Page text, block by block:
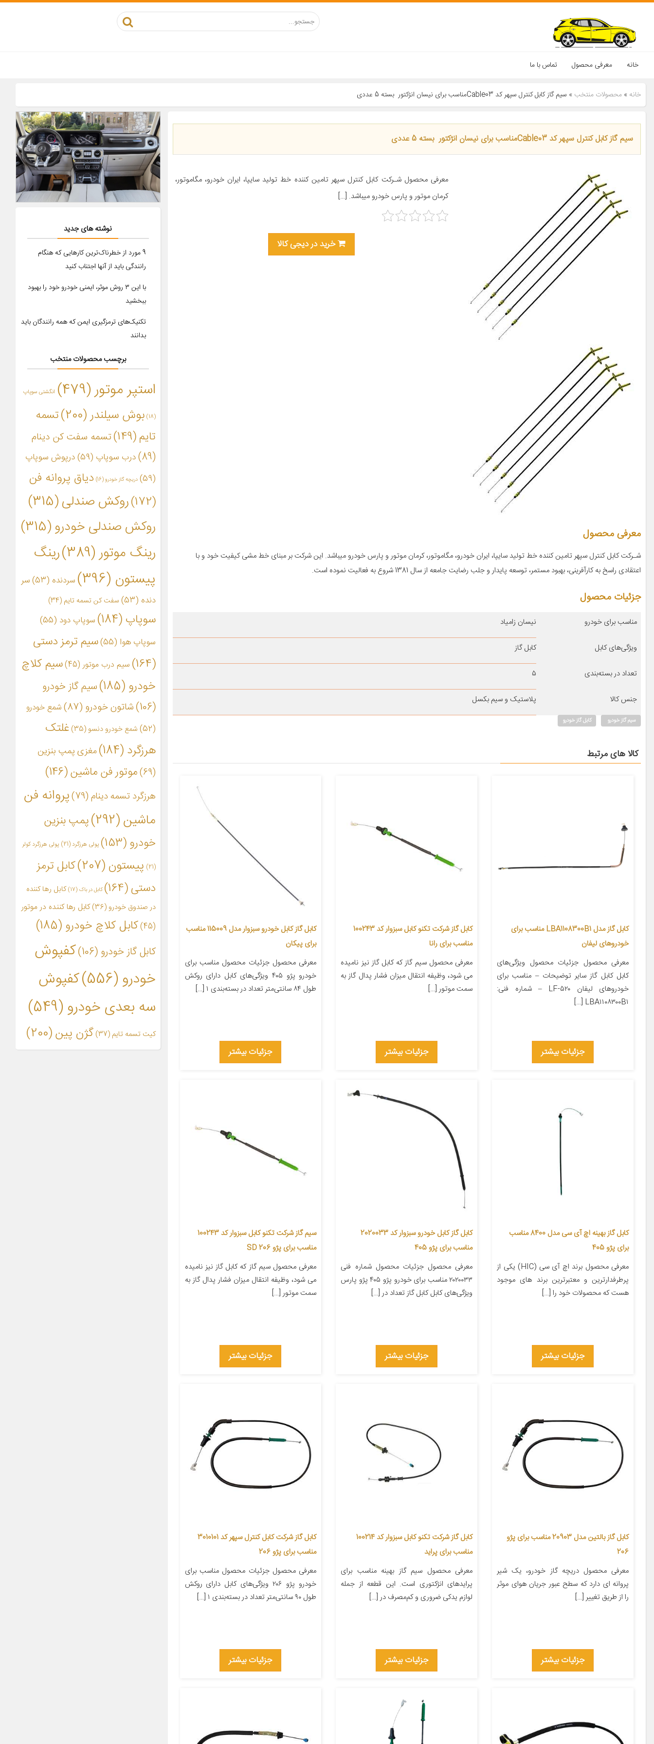
خانه معرفی محصول تماس با ما
خانه » محصولات منتخب » سیم گاز کابل کنترل سپهر کد Cable03مناسب برای نیسان انژکتور بسته 5 عددی
سیم گاز کابل کنترل سپهر کد Cable03مناسب برای نیسان انژکتور بسته 5 عددی
معرفی محصول شـرکت کابل کنترل سپهر تامین کننده خط تولید سایپا، ایران خودرو، مگاموتور،
کرمان موتور و پارس خودرو میباشد. […]
خرید در دیجی کالا
معرفی محصول
شـرکت کابل کنترل سپهر تامین کننده خط تولید سایپا، ایران خودرو، مگاموتور، کرمان موتور و پارس خودرو میباشد. این شرکت بر مبنای خط مشی کیفیت خود و با
اعتقادی راسخ به کارآفرینی، بهبود مستمر، توسعه پایدار و جلب رضایت جامعه از سال 1381 شروع به فعالیت نموده است.
جزئیات محصول
مناسب برای خودرو نیسان زامیاد
ویژگی‌های کابل کابل گاز
تعداد در بسته‌بندی ۵
جنس کالا پلاستیک و سیم بکسل
سیم گاز خودرو کابل گاز خودرو
کالا های مرتبط
کابل گاز مدل LBA1108300B1 مناسب برای
خودروهای لیفان
معرفی محصول جزئیات محصول ویژگی‌های
کابل کابل گاز سایر توضیحات – مناسب برای
خودروهای لیفان LF-۵۲۰ – شماره فنی:
LBA۱۱۰۸۳۰۰B۱ […]
جزئیات بیشتر
کابل گاز شرکت تکنو کابل سبزوار کد 100243
مناسب برای رانا
معرفی محصول سیم گاز که کابل گاز نیز نامیده
می شود، وظیفه انتقال میزان فشار پدال گاز به
سمت موتور […]
جزئیات بیشتر
کابل گاز کابل خودرو سبزوار مدل 115009 مناسب
برای پیکان
معرفی محصول جزئیات محصول مناسب برای
خودرو پژو ۴۰۵ ویژگی‌های کابل دارای روکش
طول ۸۴ سانتی‌متر تعداد در بسته‌بندی ۱ […]
جزئیات بیشتر
کابل گاز بهینه اچ آی سی مدل 8400 مناسب
برای پژو 405
معرفی محصول برند اچ آی سی (HIC) یکی از
پرطرفدارترین و معتبرترین برند های موجود
هست که محصولات خود را […]
جزئیات بیشتر
کابل گاز کابل خودرو سبزوار کد 2020033
مناسب برای پژو 405
معرفی محصول جزئیات محصول شماره فنی
۲۰۲۰۰۳۳ مناسب برای خودرو پژو ۴۰۵ پژو پارس
ویژگی‌های کابل کابل گاز تعداد در […]
جزئیات بیشتر
سیم گاز شرکت تکنو کابل سبزوار کد 100243
مناسب برای پژو 206 SD
معرفی محصول سیم گاز که کابل گاز نیز نامیده
می شود، وظیفه انتقال میزان فشار پدال گاز به
سمت موتور […]
جزئیات بیشتر
کابل گاز بالتین مدل 20903 مناسب برای پژو
206
معرفی محصول دریچه گاز خودرو، یک شیر
پروانه ای دارد که سطح عبور جریان هوای موثر
را از طریق تغییر […]
جزئیات بیشتر
کابل گاز شرکت تکنو کابل سبزوار کد 100214
مناسب برای پراید
معرفی محصول سیم گاز بهینه مناسب برای
پرایدهای انژکتوری است. این قطعه از جمله
لوازم یدکی ضروری و کم‌مصرف در […]
جزئیات بیشتر
کابل گاز شرکت کابل کنترل سپهر کد 3010101
مناسب برای پژو 206
معرفی محصول جزئیات محصول مناسب برای
خودرو پژو ۲۰۶ ویژگی‌های کابل دارای روکش
طول ۹۰ سانتی‌متر تعداد در بسته‌بندی ۱ […]
جزئیات بیشتر
نوشته های جدید
9 مورد از خطرناک‌ترین کارهایی که هنگام
رانندگی باید از آنها اجتناب کنید
با این ۳ روش موثر، ایمنی خودرو خود را بهبود
ببخشید
تکنیک‌های ترمزگیری ایمن که همه رانندگان باید
بدانند
برچسب محصولات منتخب
استپر موتور(479) انگشتی سوپاپ
(18) بوش سیلندر (200)
تسمه
تایم(149)
تسمه سفت کن دینام
(89)
درب سوپاپ (59)
درپوش سوپاپ
(59)
دریچه گاز خودرو(16)
دیاق پروانه فن
(172)
روکش صندلی(315)
روکش صندلی خودرو(315)
رینگ موتور(389)
رینگ
پیستون (396) سردنده (53)
سر
دنده (53) سفت کن تسمه تایم (34)
سوپاپ (184) سوپاپ دود (55)
سوپاپ هوا (55)
سیم ترمز دستی
(164)
سیم درب موتور(45)
سیم کلاچ
خودرو (185)
سیم گاز خودرو
(106)
شاتون خودرو (87)
شمع خودرو
(52)
شمع خودرو دنسو (35)
غلتک
هرزگرد (184)
مغزی پمپ بنزین
(69)
موتور فن ماشین(146)
هرزگرد تسمه دینام(79)
پروانه فن
ماشین(292)
پمپ بنزین
خودرو(153) پولی هرزگرد(21) پولی هرزگرد کولر
(21) پیستون (207)
کابل ترمز
دستی(164) کابل در باک (17)
کابل رها کننده
در صندوق خودرو (36)
کابل رها کننده در موتور
(45)
کابل کلاچ خودرو (185)
کابل گاز خودرو (106)
کفپوش
خودرو(556)
کفپوش
سه بعدی خودرو(549)
کیت تسمه تایم (37) گژن پین(200)